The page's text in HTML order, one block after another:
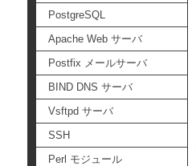
PostgreSQL
Apache Web サーバ
Postfix メールサーバ
BIND DNS サーバ
Vsftpd サーバ
SSH
Perl モジュール